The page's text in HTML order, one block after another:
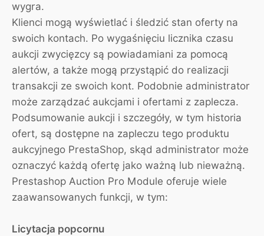
wygra.
Klienci mogą wyświetlać i śledzić stan oferty na
swoich kontach. Po wygaśnięciu licznika czasu
aukcji zwycięzcy są powiadamiani za pomocą
alertów, a także mogą przystąpić do realizacji
transakcji ze swoich kont. Podobnie administrator
może zarządzać aukcjami i ofertami z zaplecza.
Podsumowanie aukcji i szczegóły, w tym historia
ofert, są dostępne na zapleczu tego produktu
aukcyjnego PrestaShop, skąd administrator może
oznaczyć każdą ofertę jako ważną lub nieważną.
Prestashop Auction Pro Module oferuje wiele
zaawansowanych funkcji, w tym:
Licytacja popcornu